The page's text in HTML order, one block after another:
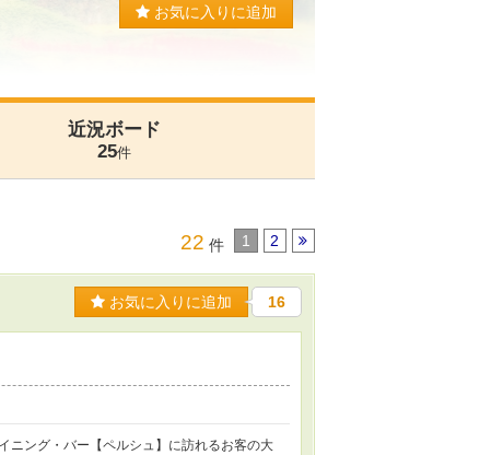
お気に入りに追加
近況ボード
25件
22 件 1 2
お気に入りに追加 16
ニング・バー【ペルシュ】に訪れるお客の大